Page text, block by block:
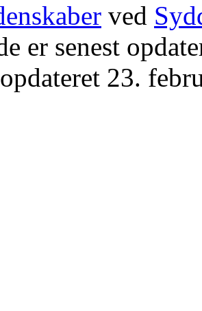
ved
er senest
23.